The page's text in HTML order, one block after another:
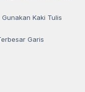
Kaki Tulis
Garis